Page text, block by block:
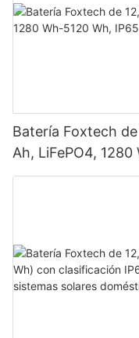
Batería Foxtech
Ah, LiFePO4,